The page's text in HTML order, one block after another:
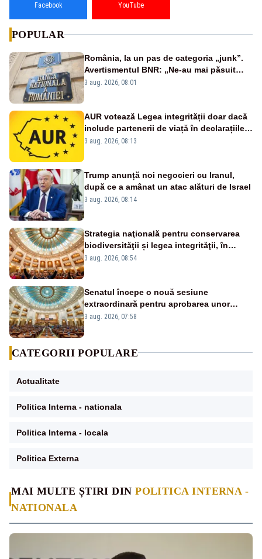
MAI MULTE ȘTIRI DINPOLITICA INTERNA -
NATIONALA
Facebook YouTube
POPULAR
România, la un pas de categoria „junk”.
Avertismentul BNR: „Ne-au mai păsuit
pentru câteva luni”
3 aug. 2026, 08:01
AUR votează Legea integrității doar dacă
include partenerii de viață în declarațiile
de avere și interese, așa cum a anunțat
trebuie să plece din funcție: fără excepții!
3 aug. 2026, 08:13
Trump anunță noi negocieri cu Iranul,
după ce a amânat un atac alături de Israel
3 aug. 2026, 08:14
Strategia naţională pentru conservarea
biodiversităţii și legea integrităţii, în
dezbatere
3 aug. 2026, 08:54
Senatul începe o nouă sesiune
extraordinară pentru aprobarea unor
jaloane din PNRR
3 aug. 2026, 07:58
CATEGORII POPULARE
Actualitate
Politica Interna - nationala
Politica Interna - locala
Politica Externa